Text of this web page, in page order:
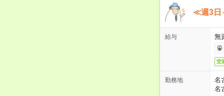
≪週3日
給与 無
交
勤務地
名
名